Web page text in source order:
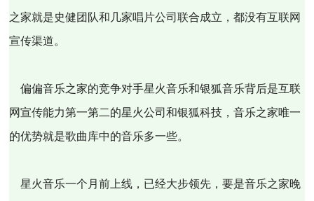
之家就是史健团队和几家唱片公司联合成立，都没有互联网
宣传渠道。
偏偏音乐之家的竞争对手星火音乐和银狐音乐背后是互联
网宣传能力第一第二的星火公司和银狐科技，音乐之家唯一
的优势就是歌曲库中的音乐多一些。
星火音乐一个月前上线，已经大步领先，要是音乐之家晚